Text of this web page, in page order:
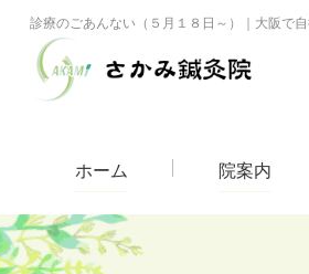
診療のごあんない（５月１８日～）｜大阪で
ホーム 院案内